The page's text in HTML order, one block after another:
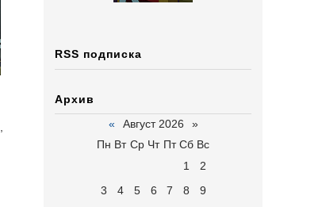
RSS подписка
Архив
«
Август 2026
»
Пн Вт Ср Чт Пт Сб Вс
1
2
3
4 5 6 7 8
9